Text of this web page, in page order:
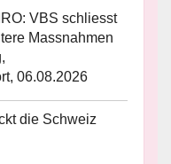
VBS schliesst
Massnahmen
06.08.2026
die Schweiz